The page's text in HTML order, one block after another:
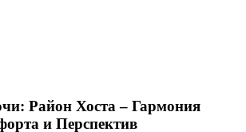
Район Хоста – Гармония
и Перспектив